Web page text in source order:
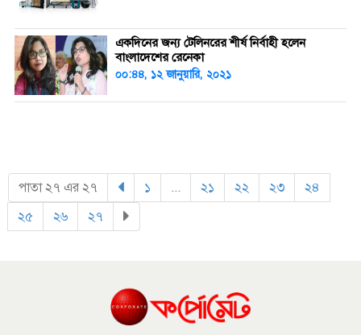
একদিনের জন্য টেলিনরের শীর্ষ নির্বাহী হলেন
বাংলাদেশের রেনেকা
০০:৪৪, ১২ জানুয়ারি, ২০২১
পাতা ২৭ এর ২৭ ১ (current)
... ২১ (current)
২২ (current)
২৩ (current)
২৪
২৫ (current)
২৬ (current)
২৭ (current)